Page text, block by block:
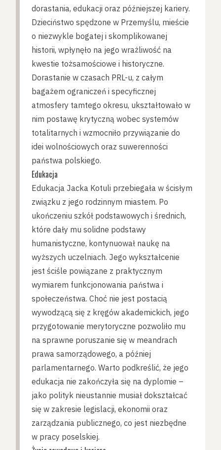
dorastania, edukacji oraz późniejszej kariery.
Dzieciństwo spędzone w Przemyślu, mieście
o niezwykle bogatej i skomplikowanej
historii, wpłynęło na jego wrażliwość na
kwestie tożsamościowe i historyczne.
Dorastanie w czasach PRL-u, z całym
bagażem ograniczeń i specyficznej
atmosfery tamtego okresu, ukształtowało w
nim postawę krytyczną wobec systemów
totalitarnych i wzmocniło przywiązanie do
idei wolnościowych oraz suwerenności
państwa polskiego.
Edukacja
Edukacja Jacka Kotuli przebiegała w ścisłym
związku z jego rodzinnym miastem. Po
ukończeniu szkół podstawowych i średnich,
które dały mu solidne podstawy
humanistyczne, kontynuował naukę na
wyższych uczelniach. Jego wykształcenie
jest ściśle powiązane z praktycznym
wymiarem funkcjonowania państwa i
społeczeństwa. Choć nie jest postacią
wywodzącą się z kręgów akademickich, jego
przygotowanie merytoryczne pozwoliło mu
na sprawne poruszanie się w meandrach
prawa samorządowego, a później
parlamentarnego. Warto podkreślić, że jego
edukacja nie zakończyła się na dyplomie –
jako polityk nieustannie musiał dokształcać
się w zakresie legislacji, ekonomii oraz
zarządzania publicznego, co jest niezbędne
w pracy poselskiej.